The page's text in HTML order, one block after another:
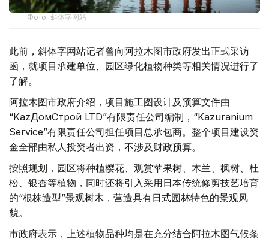
Фото: 斜体字网站
此前，斜体字网站记者曾向阿拉木图市政府发出正式采访
函，就项目承建单位、园区绿化植物种类等相关情况进行了
了解。
阿拉木图市政府介绍，项目施工图设计及预算文件由
“KazДомСтрой LTD”有限责任公司编制，“Kazuranium
Service”有限责任公司担任项目总承包商。整个项目建设资
金全部由私人投资者出资，不涉及财政预算。
按照规划，园区将种植樱花、观赏苹果树、木兰、枫树、杜
松、银杏等植物，同时还将引入采用日本传统修剪技艺培育
的“根株造型”景观树木，营造具有日式园林特色的景观风
貌。
市政府表示，上述植物品种均是在充分结合阿拉木图气候条